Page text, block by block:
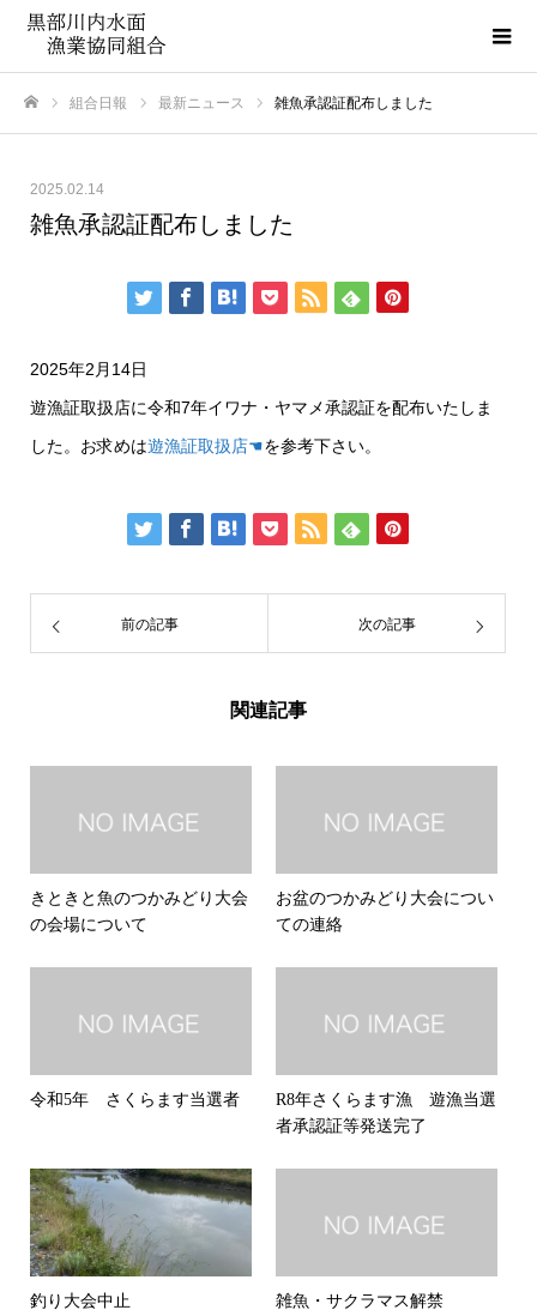
組合日報 最新ニュース 雑魚承認証配布しました
2025.02.14
雑魚承認証配布しました
2025年2月14日
遊漁証取扱店に令和7年イワナ・ヤマメ承認証を配布いたしま
した。お求めは遊漁証取扱店☚を参考下さい。
前の記事 次の記事
関連記事
きときと魚のつかみどり大会
の会場について
お盆のつかみどり大会につい
ての連絡
令和5年 さくらます当選者
R8年さくらます漁 遊漁当選
者承認証等発送完了
釣り大会中止 雑魚・サクラマス解禁